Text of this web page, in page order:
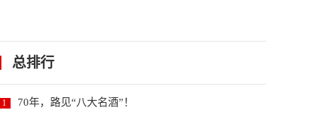
总排行
1 70年，路见“八大名酒”！